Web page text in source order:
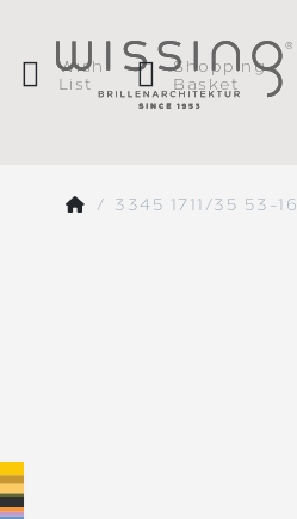
Wish
List
Shopping
Basket
3345 1711/35 53-16